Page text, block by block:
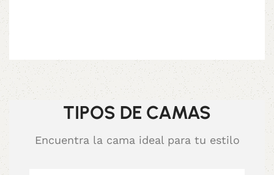
TIPOS DE CAMAS
Encuentra la cama ideal para tu estilo